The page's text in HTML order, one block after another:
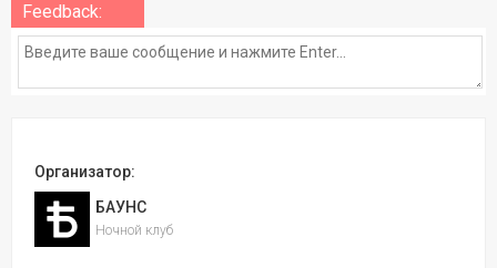
Feedback:
Организатор:
БАУНС
Ночной клуб